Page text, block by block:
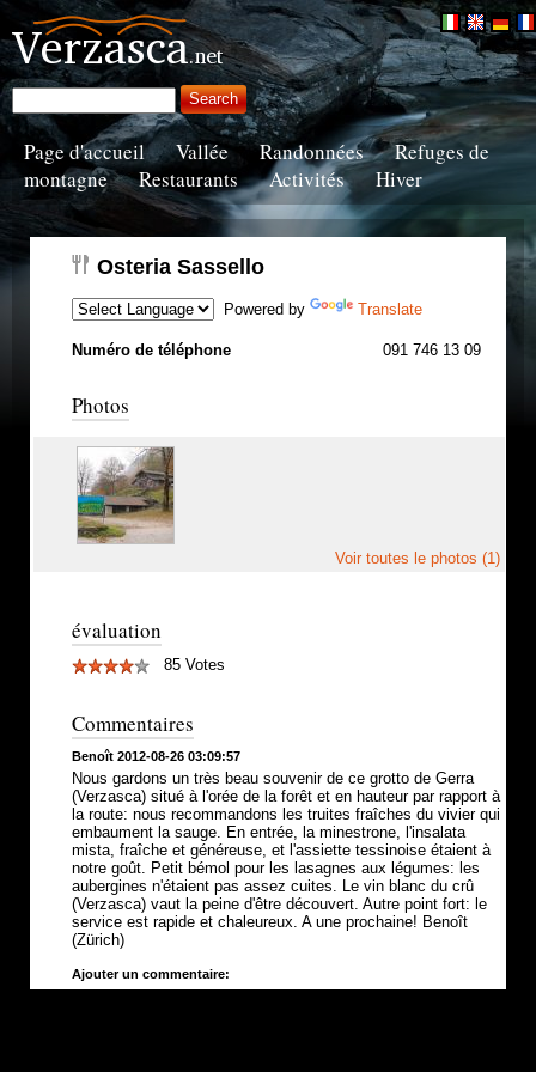
Page d'accueil Vallée Randonnées
Refuges de
montagne
Restaurants Activités Hiver
Osteria Sassello
Powered by Translate
Numéro de téléphone 091 746 13 09
Photos
Voir toutes le photos (1)
évaluation
85 Votes
Commentaires
Benoît 2012-08-26 03:09:57
Nous gardons un très beau souvenir de ce grotto de Gerra
(Verzasca) situé à l'orée de la forêt et en hauteur par rapport à
la route: nous recommandons les truites fraîches du vivier qui
embaument la sauge. En entrée, la minestrone, l'insalata
mista, fraîche et généreuse, et l'assiette tessinoise étaient à
notre goût. Petit bémol pour les lasagnes aux légumes: les
aubergines n'étaient pas assez cuites. Le vin blanc du crû
(Verzasca) vaut la peine d'être découvert. Autre point fort: le
service est rapide et chaleureux. A une prochaine! Benoît
(Zürich)
Ajouter un commentaire: